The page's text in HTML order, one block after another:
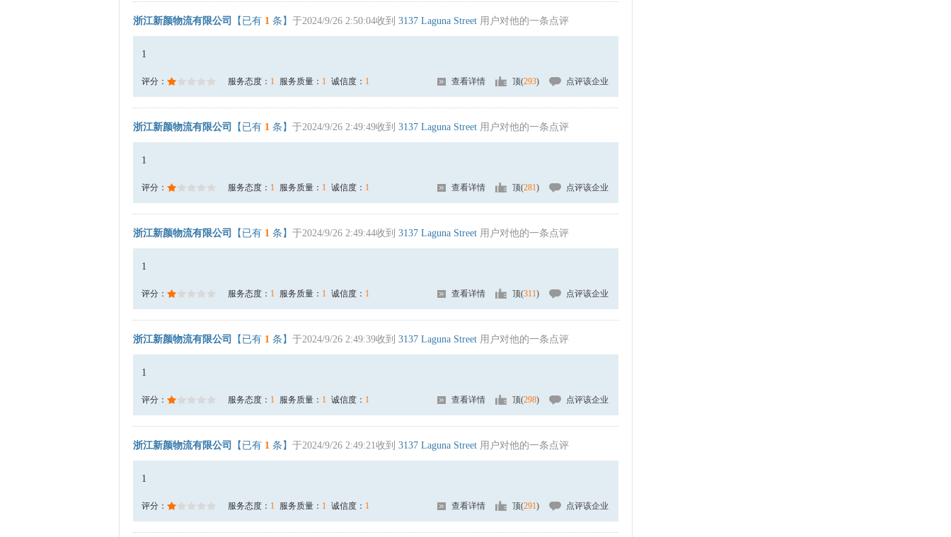
浙江新颜物流有限公司 【已有 1 条】 于2024/9/26 2:50:04收到 3137 Laguna Street 用户对他的一条点评
1
评分： 服务态度： 1 服务质量： 1 诚信度： 1 查看详情 顶(293) 点评该企业
浙江新颜物流有限公司 【已有 1 条】 于2024/9/26 2:49:49收到 3137 Laguna Street 用户对他的一条点评
1
评分： 服务态度： 1 服务质量： 1 诚信度： 1 查看详情 顶(281) 点评该企业
浙江新颜物流有限公司 【已有 1 条】 于2024/9/26 2:49:44收到 3137 Laguna Street 用户对他的一条点评
1
评分： 服务态度： 1 服务质量： 1 诚信度： 1 查看详情 顶(311) 点评该企业
浙江新颜物流有限公司 【已有 1 条】 于2024/9/26 2:49:39收到 3137 Laguna Street 用户对他的一条点评
1
评分： 服务态度： 1 服务质量： 1 诚信度： 1 查看详情 顶(298) 点评该企业
浙江新颜物流有限公司 【已有 1 条】 于2024/9/26 2:49:21收到 3137 Laguna Street 用户对他的一条点评
1
评分： 服务态度： 1 服务质量： 1 诚信度： 1 查看详情 顶(291) 点评该企业